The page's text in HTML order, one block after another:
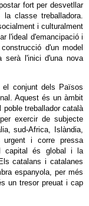
fort per desvetllar
classe treballadora.
i culturalment
l'ideal d'emancipació i
d'un model
serà l'inici d'una nova
conjunt dels Països
Aquest és un àmbit
treballador català
exercir de subjecte
sud-Africa, Islàndia,
urgent i corre pressa
capital és global i la
catalans i catalanes
espanyola, per més
un tresor preuat i cap